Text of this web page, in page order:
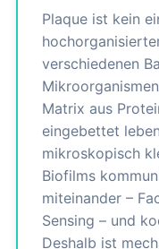
Plaque ist kein
verschiedenen
Matrix aus
eingebettet
mikroskopisch
Biofilms
miteinander –
Sensing – und
Deshalb ist